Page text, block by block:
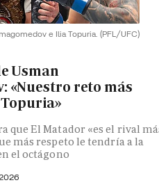
e Ilia Topuria. (PFL/UFC)
Usman
«Nuestro reto más
que El Matador «es el rival
más respeto le tendría a la
el octágono